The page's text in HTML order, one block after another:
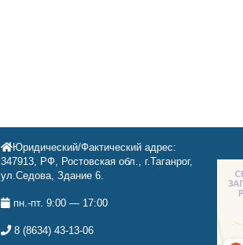
Юридический/Фактический адрес:
347913, РФ, Ростовская обл., г.Таганрог,
ул.Седова, Здание 6.
пн.-пт. 9:00 — 17:00
8 (8634) 43-13-06